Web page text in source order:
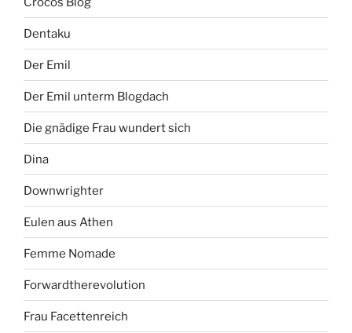
Dentaku
Der Emil
Der Emil unterm Blogdach
Die gnädige Frau wundert sich
Dina
Downwrighter
Eulen aus Athen
Femme Nomade
Forwardtherevolution
Frau Facettenreich